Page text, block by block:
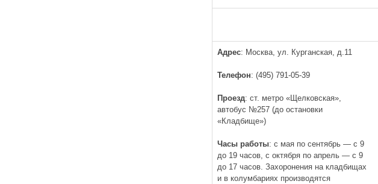
Адрес: Москва, ул. Курганская, д.11
Телефон: (495) 791-05-39
Проезд: ст. метро «Щелковская»,
автобус №257 (до остановки
«Кладбище»)
Часы работы: с мая по сентябрь — с 9
до 19 часов, с октября по апрель — с 9
до 17 часов. Захоронения на кладбищах
и в колумбариях производятся